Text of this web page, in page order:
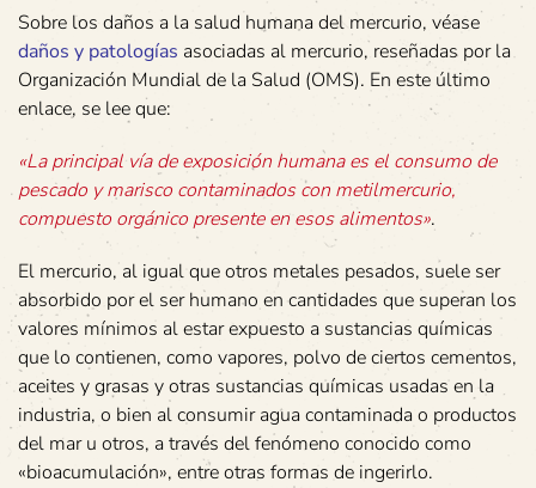
Sobre los daños a la salud humana del mercurio, véase
daños y patologías asociadas al mercurio, reseñadas por la
Organización Mundial de la Salud (OMS). En este último
enlace, se lee que:
«La principal vía de exposición humana es el consumo de
pescado y marisco contaminados con metilmercurio,
compuesto orgánico presente en esos alimentos».
El mercurio, al igual que otros metales pesados, suele ser
absorbido por el ser humano en cantidades que superan los
valores mínimos al estar expuesto a sustancias químicas
que lo contienen, como vapores, polvo de ciertos cementos,
aceites y grasas y otras sustancias químicas usadas en la
industria, o bien al consumir agua contaminada o productos
del mar u otros, a través del fenómeno conocido como
«bioacumulación», entre otras formas de ingerirlo.